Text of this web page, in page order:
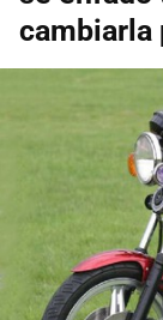
cambiarla